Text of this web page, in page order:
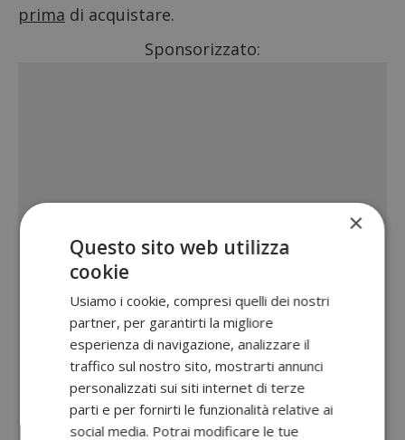
prima di acquistare.
Sponsorizzato:
×
Questo sito web utilizza
cookie
Usiamo i cookie, compresi quelli dei nostri
partner, per garantirti la migliore
esperienza di navigazione, analizzare il
traffico sul nostro sito, mostrarti annunci
personalizzati sui siti internet di terze
parti e per fornirti le funzionalità relative ai
social media. Potrai modificare le tue